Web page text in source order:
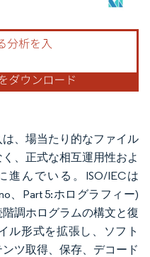
BY 4.0の表示が必要です。
、場当たり的なファイル
、正式な相互運用性およ
進んでいる。ISO/IECは
、Part 5:ホログラフィー)
調ホログラムの構文と復
ル形式を拡張し、ソフト
ツ取得、保存、デコード